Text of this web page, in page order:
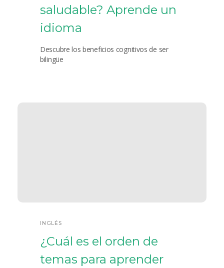
saludable? Aprende un
idioma
Descubre los beneficios cognitivos de ser
bilingüe
INGLÉS
¿Cuál es el orden de
temas para aprender